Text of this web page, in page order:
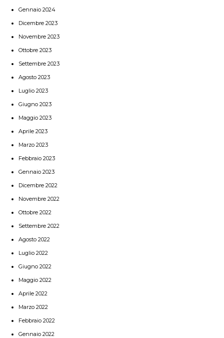
Gennaio 2024
Dicembre 2023
Novembre 2023
Ottobre 2023
Settembre 2023
Agosto 2023
Luglio 2023
Giugno 2023
Maggio 2023
Aprile 2023
Marzo 2023
Febbraio 2023
Gennaio 2023
Dicembre 2022
Novembre 2022
Ottobre 2022
Settembre 2022
Agosto 2022
Luglio 2022
Giugno 2022
Maggio 2022
Aprile 2022
Marzo 2022
Febbraio 2022
Gennaio 2022